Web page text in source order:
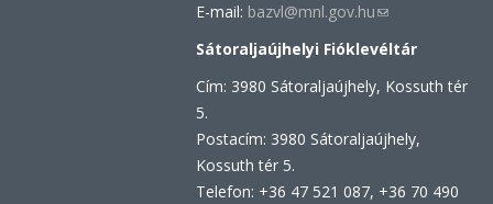
E-mail: bazvl@mnl.gov.hu(link
sends
mail)
Sátoraljaújhelyi Fióklevéltár
Cím: 3980 Sátoraljaújhely, Kossuth tér
5.
Postacím: 3980 Sátoraljaújhely,
Kossuth tér 5.
Telefon: +36 47 521 087, +36 70 490